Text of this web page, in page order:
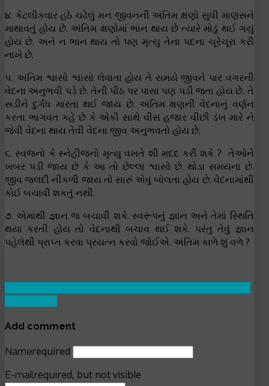
૪. કેટલીકવાર હઠે ચઢેલું મન જીવનની અંતિમ ક્ષણો સુધી માણસને
માથાવતું હોય છે. અંતિમ ક્ષણોમાં ભાન થાય છે ત્યારે મોડું થઈ ગયું
હોય છે. અને ન ભાન થાય તો પણ મૃત્યુ તેના પદના ચૂરેચૂરા કરી
નાખે છે.
૫. અંતિમ શ્વાસો શ્વાસો લેવાતા હોય તે સમયે જીવને પાર વગરની
વેદના અનુભવી પડે છે. તેની પીઠ પર પાસા પણ પડી જતા હોય છે. તે
સડીને દુર્ગંધ મારતા થઈ જાય છે. અંતિમ ક્ષણની વેદનાનું વર્ણન
કરતા ભાગવત કહે છે કે એકી સાથે વીસ હજાર વીછી ડંખ મારે ને
જેવી વેદના થાય તેવી વેદના જીવ અનુભવતો હોય છે.
૬. સ્વજનો કે સ્નેહીજનો મૃત્યુ વખતે શી મદદ કરી શકે ? તેઓને
ખબર પડી જાય છે કે આ તો છેલ્લા શ્વાસો છે. થોડા સમયના છે.
જીવ જલદી નીકળી જાય તો સારું એવું બોલતા હોય છે. વેદનામાંથી
કોઈ બચાવી શકતું નથી.
૭. એમાંથી જ્ઞાન જ બચાવી શકે. સ્વરૂપનું જ્ઞાન અને તેમાં સ્થિતિ
થયા કરતી હોય તો વેદનાથી બચાવ થઈ શકે. પરંતુ તેવું જ્ઞાન
પહેલેથી પ્રાપ્ત કરવા પ્રયત્ન કરવો જોઈએ. અંતિમ કાળે શું વળે ?
Add comment
Namerequired
E-mailrequired, but not visible